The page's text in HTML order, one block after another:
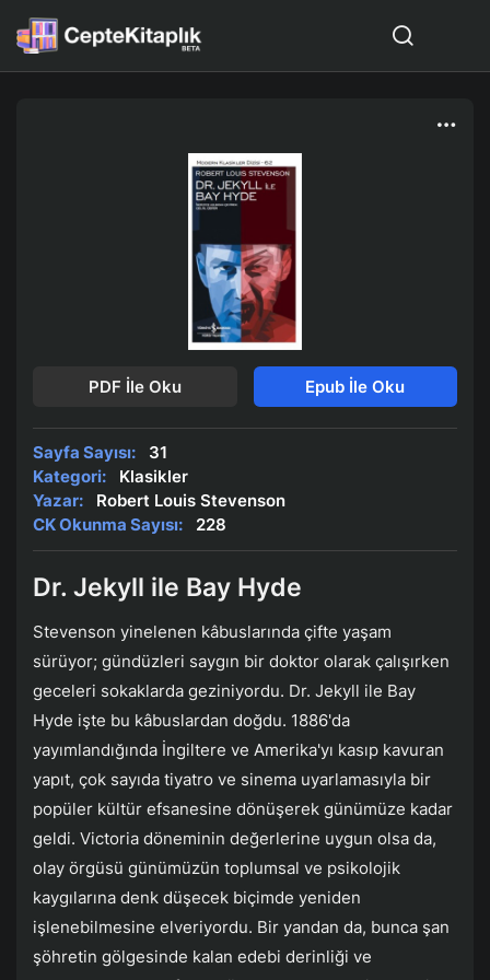
PDF İle Oku Epub İle Oku
Sayfa Sayısı:
31
Kategori:
Klasikler
Yazar:
Robert Louis Stevenson
CK Okunma Sayısı:
228
Dr. Jekyll ile Bay Hyde
Stevenson yinelenen kâbuslarında çifte yaşam
sürüyor; gündüzleri saygın bir doktor olarak çalışırken
geceleri sokaklarda geziniyordu. Dr. Jekyll ile Bay
Hyde işte bu kâbuslardan doğdu. 1886'da
yayımlandığında İngiltere ve Amerika'yı kasıp kavuran
yapıt, çok sayıda tiyatro ve sinema uyarlamasıyla bir
popüler kültür efsanesine dönüşerek günümüze kadar
geldi. Victoria döneminin değerlerine uygun olsa da,
olay örgüsü günümüzün toplumsal ve psikolojik
kaygılarına denk düşecek biçimde yeniden
işlenebilmesine elveriyordu. Bir yandan da, bunca şan
şöhretin gölgesinde kalan edebi derinliği ve